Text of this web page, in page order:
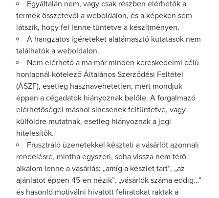
Egyáltalán nem, vagy csak részben elérhetők a
termék összetevői a weboldalon, és a képeken sem
látszik, hogy fel lenne tüntetve a készítményen.
A hangzatos ígéreteket alátámasztó kutatások nem
találhatók a weboldalon.
Nem elérhető a ma már minden kereskedelmi célú
honlapnál kötelező Általános Szerződési Feltétel
(ÁSZF), esetleg hasznavehetetlen, mert mondjuk
éppen a cégadatok hiányoznak belőle. A forgalmazó
elérhetőségei máshol sincsenek feltüntetve, vagy
külföldre mutatnak, esetleg hiányoznak a jogi
hitelesítők.
Frusztráló üzenetekkel készteti a vásárlót azonnali
rendelésre, mintha egyszeri, soha vissza nem térő
alkalom lenne a vásárlás: „amíg a készlet tart”, „az
ajánlatot éppen 45-en nézik”, „vásárlók száma eddig…”
és hasonló motiválni hivatott feliratokat raktak a